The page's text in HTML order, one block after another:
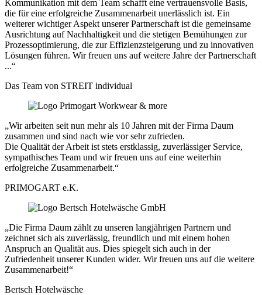
Kommunikation mit dem Team schafft eine vertrauensvolle Basis,
die für eine erfolgreiche Zusammenarbeit unerlässlich ist. Ein
weiterer wichtiger Aspekt unserer Partnerschaft ist die gemeinsame
Ausrichtung auf Nachhaltigkeit und die stetigen Bemühungen zur
Prozessoptimierung, die zur Effizienzsteigerung und zu innovativen
Lösungen führen. Wir freuen uns auf weitere Jahre der Partnerschaft
...“
Das Team von STREIT individual
„Wir arbeiten seit nun mehr als 10 Jahren mit der Firma Daum
zusammen und sind nach wie vor sehr zufrieden.
Die Qualität der Arbeit ist stets erstklassig, zuverlässiger Service,
sympathisches Team und wir freuen uns auf eine weiterhin
erfolgreiche Zusammenarbeit.“
PRIMOGART e.K.
„Die Firma Daum zählt zu unseren langjährigen Partnern und
zeichnet sich als zuverlässig, freundlich und mit einem hohen
Anspruch an Qualität aus. Dies spiegelt sich auch in der
Zufriedenheit unserer Kunden wider. Wir freuen uns auf die weitere
Zusammenarbeit!“
Bertsch Hotelwäsche